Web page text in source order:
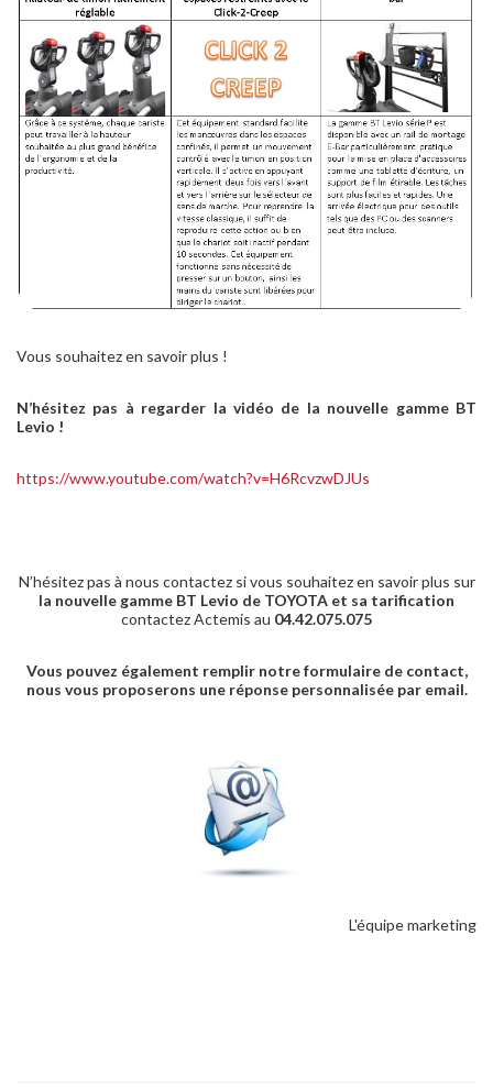
Vous souhaitez en savoir plus !
N’hésitez pas à regarder la vidéo de la nouvelle gamme BT
Levio !
https://www.youtube.com/watch?v=H6RcvzwDJUs
N’hésitez pas à nous contactez si vous souhaitez en savoir plus sur
la nouvelle gamme BT Levio de TOYOTA et sa tarification
contactez Actemis au 04.42.075.075
Vous pouvez également remplir notre formulaire de contact,
nous vous proposerons une réponse personnalisée par email.
L'équipe marketing